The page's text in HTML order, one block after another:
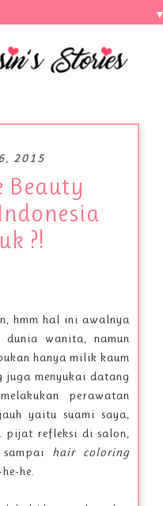
2015
Beauty
?!
hmm hal ini awalnya
wanita, namun
hanya milik kaum
menyukai datang
perawatan
yaitu suami saya,
pijat refleksi di salon,
hair coloring
he.